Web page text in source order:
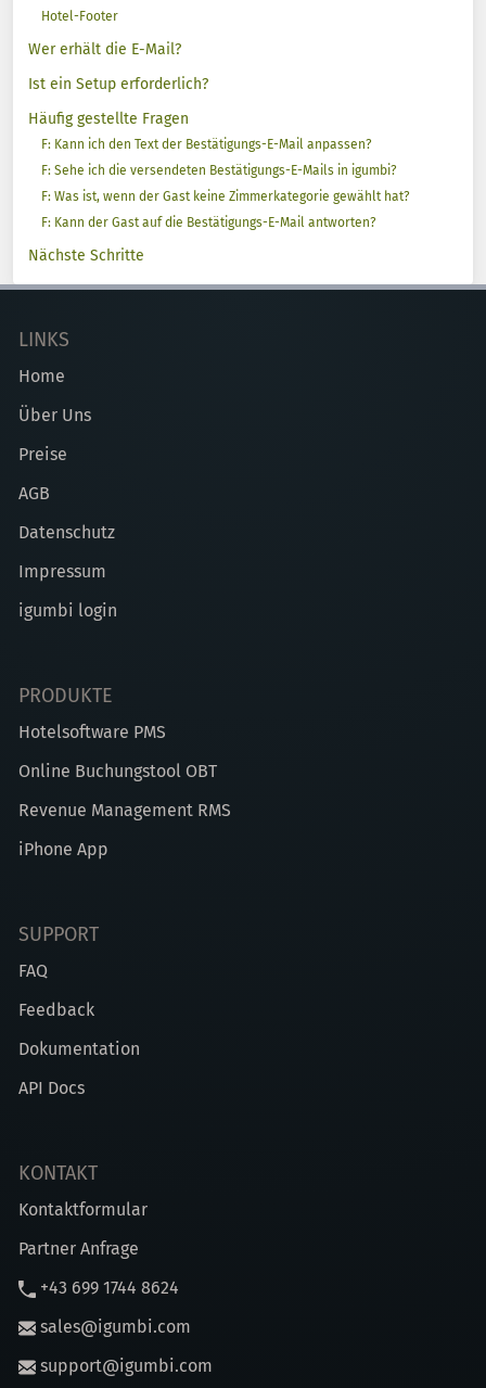
Hotel-Footer
Wer erhält die E-Mail?
Ist ein Setup erforderlich?
Häufig gestellte Fragen
F: Kann ich den Text der Bestätigungs-E-Mail anpassen?
F: Sehe ich die versendeten Bestätigungs-E-Mails in igumbi?
F: Was ist, wenn der Gast keine Zimmerkategorie gewählt hat?
F: Kann der Gast auf die Bestätigungs-E-Mail antworten?
Nächste Schritte
LINKS
Home
Über Uns
Preise
AGB
Datenschutz
Impressum
igumbi login
PRODUKTE
Hotelsoftware PMS
Online Buchungstool OBT
Revenue Management RMS
iPhone App
SUPPORT
FAQ
Feedback
Dokumentation
API Docs
KONTAKT
Kontaktformular
Partner Anfrage
+43 699 1744 8624
sales@igumbi.com
support@igumbi.com